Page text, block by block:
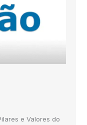
e Valores do